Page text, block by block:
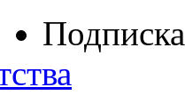
Подписка